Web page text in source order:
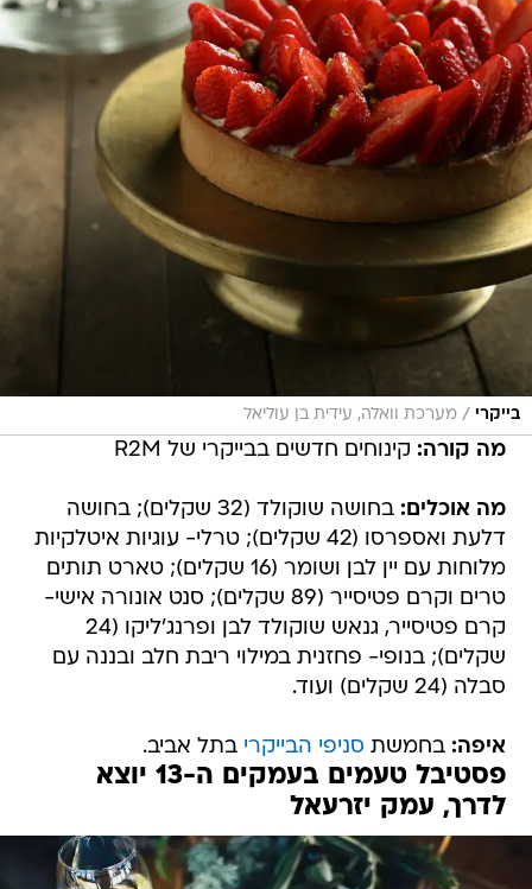
בייקרי / מערכת וואלה, עידית בן עוליאל
מה קורה: קינוחים חדשים בבייקרי של R2M
מה אוכלים:
בחושה שוקולד (32 שקלים); בחושה
דלעת ואספרסו (42 שקלים); טרלי- עוגיות איטלקיות
מלוחות עם יין לבן ושומר (16 שקלים); טארט תותים
טרים וקרם פטיסייר (89 שקלים); סנט אונורה אישי-
קרם פטיסייר, גנאש שוקולד לבן ופרנג'ליקו (24
שקלים); בנופי- פחזנית במילוי ריבת חלב ובננה עם
סבלה (24 שקלים) ועוד.
איפה: בחמשת סניפי הבייקרי בתל אביב.
פסטיבל טעמים בעמקים ה-13 יוצא
לדרך, עמק יזרעאל